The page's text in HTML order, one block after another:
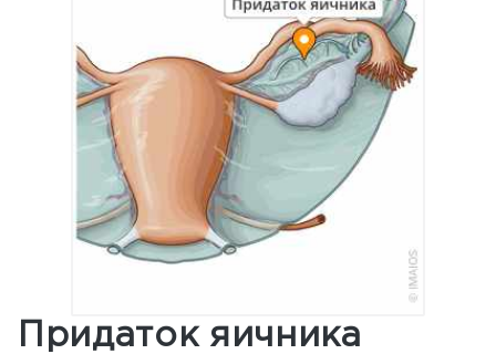
Придаток яичника